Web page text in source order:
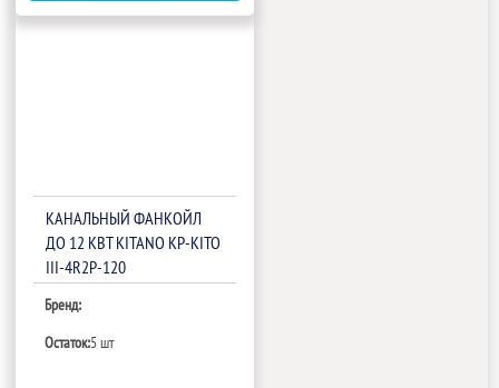
КАНАЛЬНЫЙ ФАНКОЙЛ
ДО 12 КВТ KITANO KP-KITO
III-4R2P-120
Бренд:
Остаток:5 шт